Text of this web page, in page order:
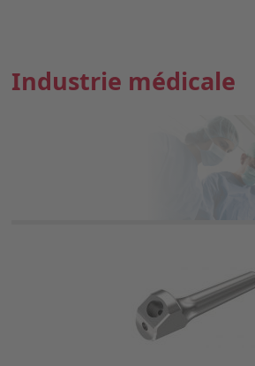
Industrie médicale